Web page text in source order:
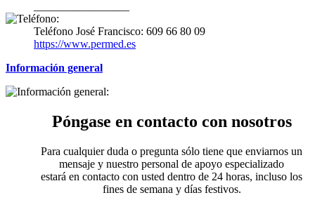
Teléfono José Francisco: 609 66 80 09
https://www.permed.es
Información general
Póngase en contacto con nosotros
Para cualquier duda o pregunta sólo tiene que enviarnos un
mensaje y nuestro personal de apoyo especializado
estará en contacto con usted dentro de 24 horas, incluso los
fines de semana y días festivos.